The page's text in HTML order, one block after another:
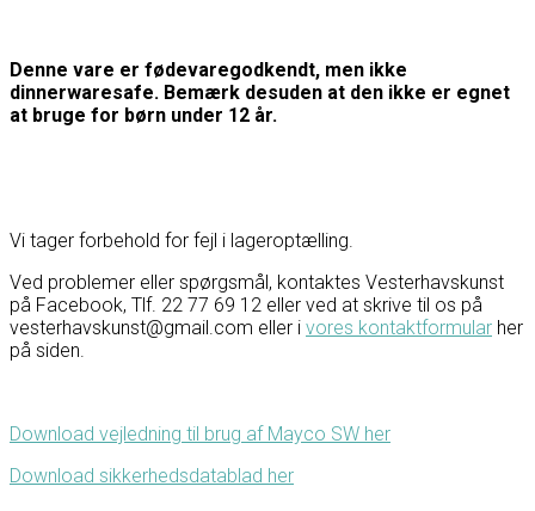
Denne vare er fødevaregodkendt, men ikke
dinnerwaresafe. Bemærk desuden at den ikke er egnet
at bruge for børn under 12 år.
Vi tager forbehold for fejl i lageroptælling.
Ved problemer eller spørgsmål, kontaktes Vesterhavskunst
på Facebook, Tlf. 22 77 69 12 eller ved at skrive til os på
vesterhavskunst@gmail.com eller i vores kontaktformular her
på siden.
Download vejledning til brug af Mayco SW her
Download sikkerhedsdatablad her